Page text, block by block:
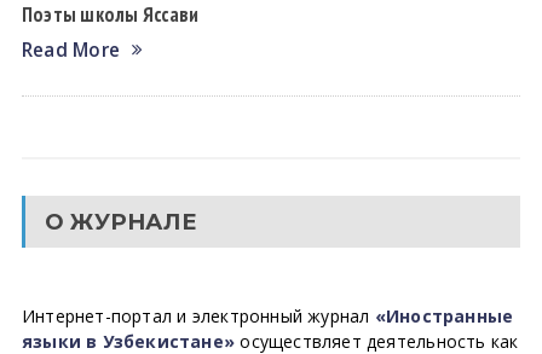
Поэты школы Яссави
Read More
О ЖУРНАЛЕ
Интернет-портал и электронный журнал «Иностранные
языки в Узбекистане» осуществляет деятельность как